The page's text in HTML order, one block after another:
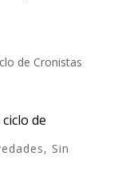
de
, Sin